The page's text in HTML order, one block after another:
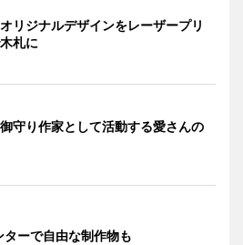
リジナルデザインをレーザープリ
札に
守り作家として活動する愛さんの
ターで自由な制作物も